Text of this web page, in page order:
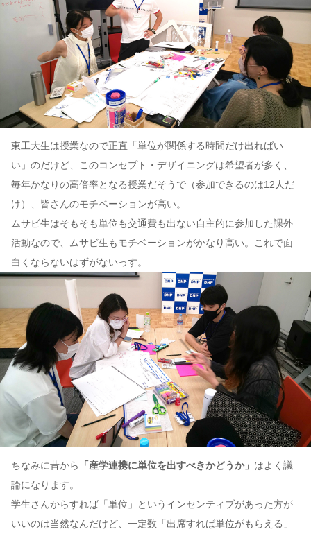
東工大生は授業なので正直「単位が関係する時間だけ出ればい
い」のだけど、このコンセプト・デザイニングは希望者が多く、
毎年かなりの高倍率となる授業だそうで（参加できるのは12人だ
け）、皆さんのモチベーションが高い。
ムサビ生はそもそも単位も交通費も出ない自主的に参加した課外
活動なので、ムサビ生もモチベーションがかなり高い。これで面
白くならないはずがないっす。
ちなみに昔から 「産学連携に単位を出すべきかどうか」 はよく議
論になります。
学生さんからすれば「単位」というインセンティブがあった方が
いいのは当然なんだけど、一定数「出席すれば単位がもらえる」